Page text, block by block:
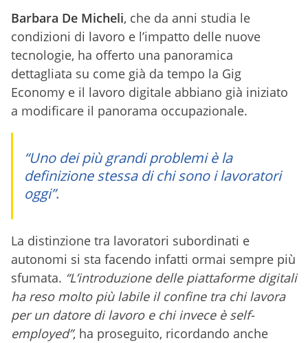
Barbara De Micheli, che da anni studia le
condizioni di lavoro e l’impatto delle nuove
tecnologie, ha offerto una panoramica
dettagliata su come già da tempo la Gig
Economy e il lavoro digitale abbiano già iniziato
a modificare il panorama occupazionale.
“Uno dei più grandi problemi è la
definizione stessa di chi sono i lavoratori
oggi”.
La distinzione tra lavoratori subordinati e
autonomi si sta facendo infatti ormai sempre più
sfumata. “L’introduzione delle piattaforme digitali
ha reso molto più labile il confine tra chi lavora
per un datore di lavoro e chi invece è self-
employed”, ha proseguito, ricordando anche